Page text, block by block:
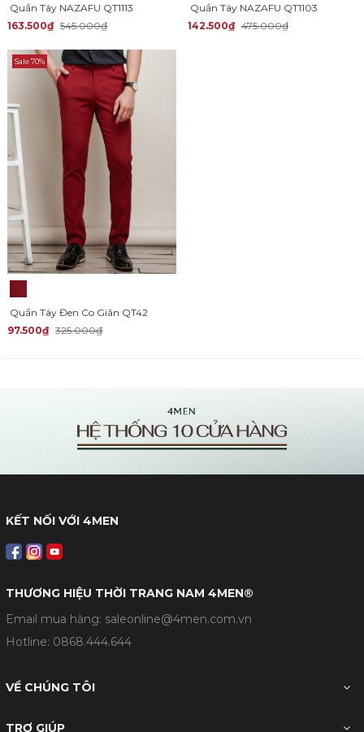
Quần Tây NAZAFU QT1113
163.500₫ 545.000₫
Quần Tây NAZAFU QT1103
142.500₫ 475.000₫
Sale 70%
Quần Tây Đen Co Giãn QT42
97.500₫ 325.000₫
KẾT NỐI VỚI 4MEN
THƯƠNG HIỆU THỜI TRANG NAM 4MEN®
Email mua hàng: saleonline@4men.com.vn
Hotline: 0868.444.644
VỀ CHÚNG TÔI
TRỢ GIÚP